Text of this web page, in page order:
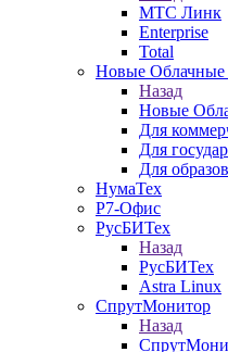
МТС Линк
Enterprise
Total
Новые Облачные
Назад
Новые
Для
Для
Для
НумаТех
Р7-Офис
РусБИТех
Назад
РусБИТех
Astra Linux
СпрутМонитор
Назад